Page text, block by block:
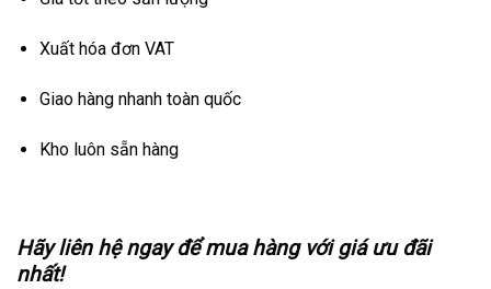
Xuất hóa đơn VAT
Giao hàng nhanh toàn quốc
Kho luôn sẵn hàng
Hãy liên hệ ngay để mua hàng với giá ưu đãi
nhất!